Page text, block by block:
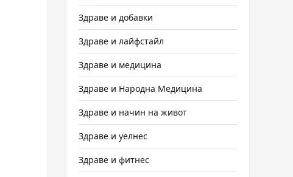
Здраве и добавки
Здраве и лайфстайл
Здраве и медицина
Здраве и Народна Медицина
Здраве и начин на живот
Здраве и уелнес
Здраве и фитнес